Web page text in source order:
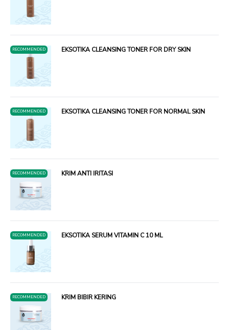
RECOMMENDED EKSOTIKA CLEANSING TONER FOR DRY SKIN
RECOMMENDED EKSOTIKA CLEANSING TONER FOR NORMAL SKIN
RECOMMENDED KRIM ANTI IRITASI
RECOMMENDED EKSOTIKA SERUM VITAMIN C 10 ML
RECOMMENDED KRIM BIBIR KERING